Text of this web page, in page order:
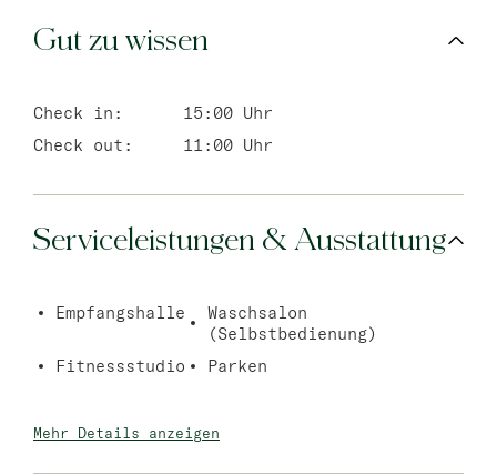
Gut zu wissen
Check in:
15:00 Uhr
Check out:
11:00 Uhr
Serviceleistungen & Ausstattung
Empfangshalle
Waschsalon
(Selbstbedienung)
Fitnessstudio
Parken
Mehr Details anzeigen